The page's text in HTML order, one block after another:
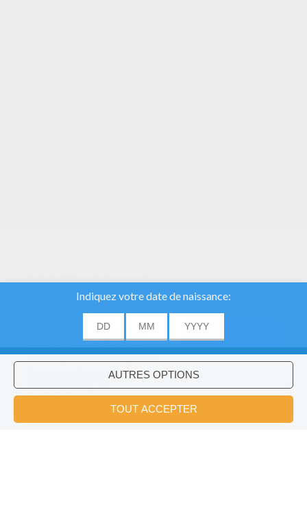
notre trafic et donner à
nos utilisateurs la
meilleure expérience
utilisateur. Nous
fournissons également
des informations sur
l'utilisation de notre site
à nos partenaires
publicitaires et
Voulez-vous installer l'application
Hellokids?
OK
×